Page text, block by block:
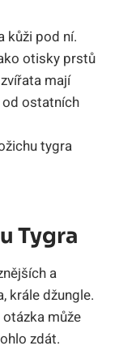
kůži pod ní.
otisky prstů
mají
od ostatních
Tygra
a
krále džungle.
může
zdát.